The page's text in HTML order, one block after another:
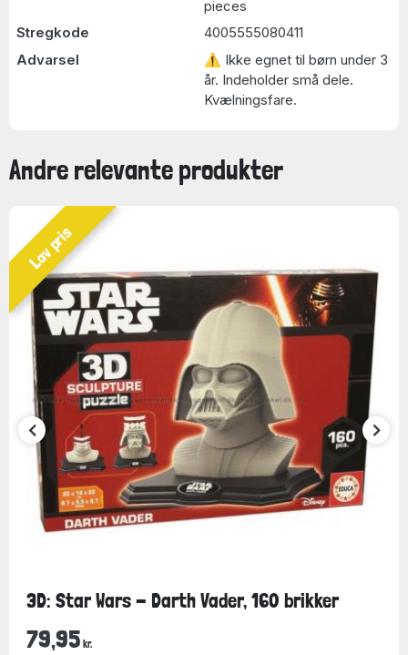
pieces
Stregkode
4005555080411
Advarsel
⚠ Ikke egnet til børn under 3
år. Indeholder små dele.
Kvælningsfare.
Andre relevante produkter
Lav pris
3D: Star Wars - Darth Vader, 160 brikker
79,95 kr.